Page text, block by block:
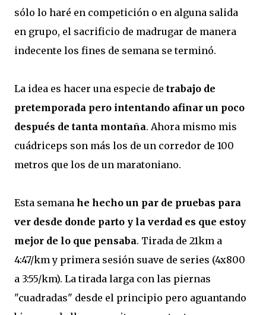
sólo lo haré en competición o en alguna salida
en grupo, el sacrificio de madrugar de manera
indecente los fines de semana se terminó.
La idea es hacer una especie de trabajo de
pretemporada pero intentando afinar un poco
después de tanta montaña. Ahora mismo mis
cuádriceps son más los de un corredor de 100
metros que los de un maratoniano.
Esta semana he hecho un par de pruebas para
ver desde donde parto y la verdad es que estoy
mejor de lo que pensaba. Tirada de 21km a
4:47/km y primera sesión suave de series (4x800
a 3:55/km). La tirada larga con las piernas
"cuadradas" desde el principio pero aguantando